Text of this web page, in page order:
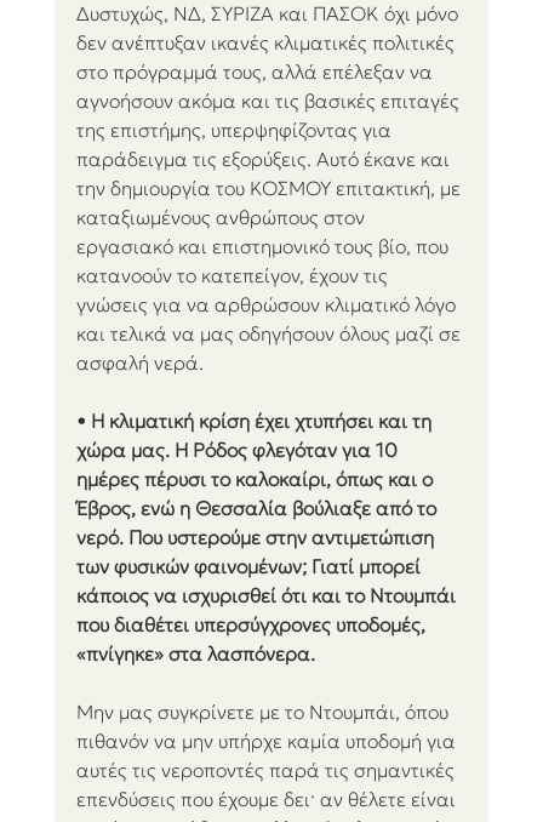
Δυστυχώς, ΝΔ, ΣΥΡΙΖΑ και ΠΑΣΟΚ όχι μόνο
δεν ανέπτυξαν ικανές κλιματικές πολιτικές
στο πρόγραμμά τους, αλλά επέλεξαν να
αγνοήσουν ακόμα και τις βασικές επιταγές
της επιστήμης, υπερψηφίζοντας για
παράδειγμα τις εξορύξεις. Αυτό έκανε και
την δημιουργία του ΚΟΣΜΟΥ επιτακτική, με
καταξιωμένους ανθρώπους στον
εργασιακό και επιστημονικό τους βίο, που
κατανοούν το κατεπείγον, έχουν τις
γνώσεις για να αρθρώσουν κλιματικό λόγο
και τελικά να μας οδηγήσουν όλους μαζί σε
ασφαλή νερά.
• Η κλιματική κρίση έχει χτυπήσει και τη
χώρα μας. Η Ρόδος φλεγόταν για 10
ημέρες πέρυσι το καλοκαίρι, όπως και ο
Έβρος, ενώ η Θεσσαλία βούλιαξε από το
νερό. Που υστερούμε στην αντιμετώπιση
των φυσικών φαινομένων; Γιατί μπορεί
κάποιος να ισχυρισθεί ότι και το Ντουμπάι
που διαθέτει υπερσύγχρονες υποδομές,
«πνίγηκε» στα λασπόνερα.
Μην μας συγκρίνετε με το Ντουμπάι, όπου
πιθανόν να μην υπήρχε καμία υποδομή για
αυτές τις νεροποντές παρά τις σημαντικές
επενδύσεις που έχουμε δει· αν θέλετε είναι